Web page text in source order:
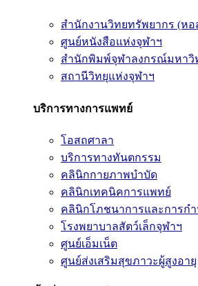
สำนักงานวิทยทรัพยากร (หอ
ศูนย์หนังสือแห่งจุฬาฯ
สำนักพิมพ์จุฬาลงกรณ์มหาวิ
สถานีวิทยุแห่งจุฬาฯ
บริการทางการแพทย์
โอสถศาลา
บริการทางทันตกรรม
คลินิกกายภาพบำบัด
คลินิกเทคนิคการแพทย์
คลินิกโภชนาการและการก
โรงพยาบาลสัตว์เล็กจุฬาฯ
ศูนย์เอ็มเน็ต
ศูนย์ส่งเสริมสุขภาวะผู้สูงอายุ